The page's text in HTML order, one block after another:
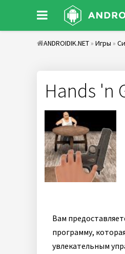
ANDROIDIK.NET » Игры »
Hands 'n
Вам
программу,
увлекательным